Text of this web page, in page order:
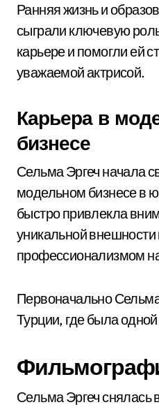
Ранняя жизнь и
сыграли ключевую
карьере и помогли ей
уважаемой актрисой.
Карьера в
бизнесе
Сельма Эргеч начала
модельном бизнесе в
быстро привлекла
уникальной внешности
профессионализмом
Первоначально
Турции, где была
Сельма Эргеч